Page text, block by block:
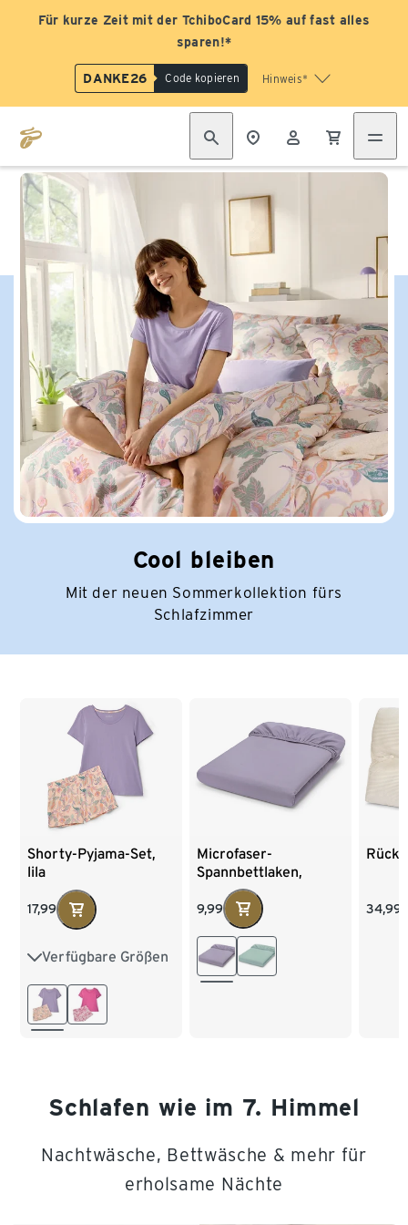
Für kurze Zeit mit der TchiboCard 15% auf fast alles
sparen!*
DANKE26 Code kopieren Hinweis*
Cool bleiben
Mit der neuen Sommerkollektion fürs
Schlafzimmer
Shorty-Pyjama-Set,
lila
17,99
Verfügbare Größen
XS 32/34 S 36/38
M 40/42
Microfaser-
Spannbettlaken,
Normalgröße, flieder
9,99 34,99
Schlafen wie im 7. Himmel
Nachtwäsche, Bettwäsche & mehr für
erholsame Nächte